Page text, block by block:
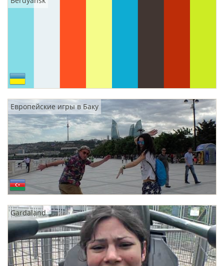
Европейские игры в Баку
Gardaland